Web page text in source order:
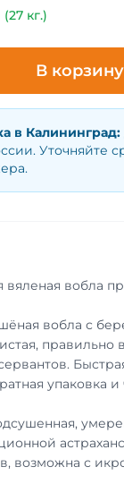
кг.)
В корзину
в Калининград:
Уточняйте
вяленая вобла
вобла с
правильно
упаковка
возможна с